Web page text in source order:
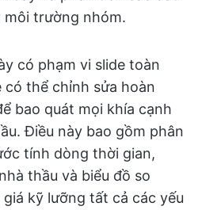
trường nhóm.
có phạm vi slide toàn
có thể chỉnh sửa hoàn
bao quát mọi khía cạnh
Điều này bao gồm phân
tính dòng thời gian,
thầu và biểu đồ so
kỹ lưỡng tất cả các yếu